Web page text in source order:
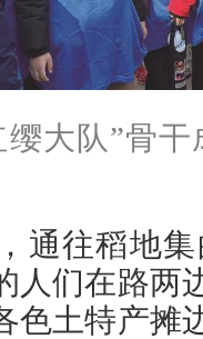
缨大队”骨
通往稻地
人们在路两
色土特产摊